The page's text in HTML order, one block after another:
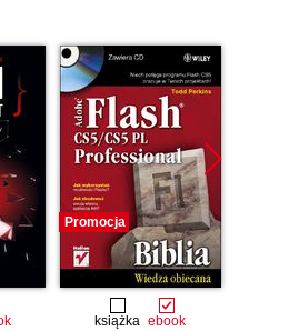
Promocja
książka ebook